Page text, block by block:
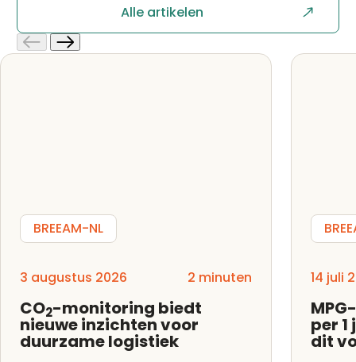
Alle artikelen
BREEAM-NL
3 augustus 2026 2 minuten
CO2-monitoring biedt
nieuwe inzichten voor
duurzame logistiek
14 juli
per
dit